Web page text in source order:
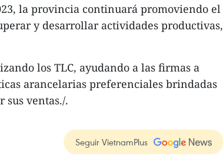
la provincia continuará promoviendo el
y desarrollar actividades productivas,
los TLC, ayudando a las firmas a
arancelarias preferenciales brindadas
sus ventas./.
Seguir VietnamPlus